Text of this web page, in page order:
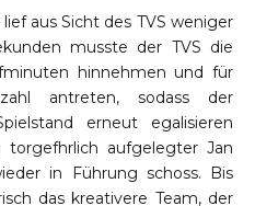
aus Sicht des TVS weniger
musste der TVS die
hinnehmen und für
antreten, sodass der
erneut egalisieren
aufgelegter Jan
in Führung schoss. Bis
das kreativere Team, der